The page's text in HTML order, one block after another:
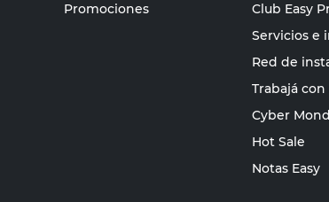
Promociones
Club Easy
Servicios e
Red de
Trabajá
Cyber
Hot Sale
Notas Easy